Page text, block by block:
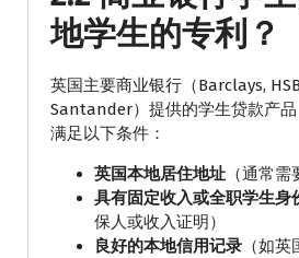
地学生的专利？
英国主要商业银行（Barclays,
Santander）提供的学生贷款产
满足以下条件：
英国本地居住地址 （通常需
具有固定收入或全职学生身
保人或收入证明）
良好的本地信用记录 （如